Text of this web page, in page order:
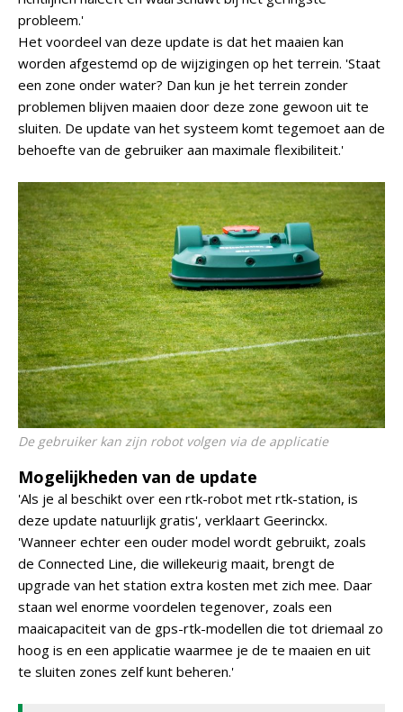
probleem.'
Het voordeel van deze update is dat het maaien kan
worden afgestemd op de wijzigingen op het terrein. 'Staat
een zone onder water? Dan kun je het terrein zonder
problemen blijven maaien door deze zone gewoon uit te
sluiten. De update van het systeem komt tegemoet aan de
behoefte van de gebruiker aan maximale flexibiliteit.'
De gebruiker kan zijn robot volgen via de applicatie
Mogelijkheden van de update
'Als je al beschikt over een rtk-robot met rtk-station, is
deze update natuurlijk gratis', verklaart Geerinckx.
'Wanneer echter een ouder model wordt gebruikt, zoals
de Connected Line, die willekeurig maait, brengt de
upgrade van het station extra kosten met zich mee. Daar
staan wel enorme voordelen tegenover, zoals een
maaicapaciteit van de gps-rtk-modellen die tot driemaal zo
hoog is en een applicatie waarmee je de te maaien en uit
te sluiten zones zelf kunt beheren.'